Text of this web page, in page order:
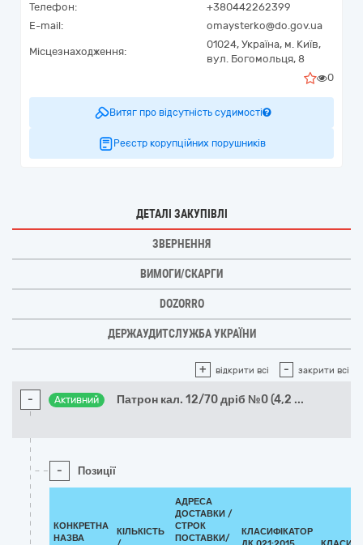
Телефон:
+380442262399
E-mail:
omaysterko@do.gov.ua
Місцезнаходження:
01024, Україна, м. Київ,
вул. Богомольця, 8
0
Витяг про відсутність судимості
Реєстр корупційних порушників
ДЕТАЛІ ЗАКУПІВЛІ
ЗВЕРНЕННЯ
ВИМОГИ/СКАРГИ
DOZORRO
ДЕРЖАУДИТСЛУЖБА УКРАЇНИ
+ відкрити всі - закрити всі
- Активний Патрон кал. 12/70 дріб №0 (4,2 ...
- Позиції
КОНКРЕТНА
НАЗВА
КІЛЬКІСТЬ
АДРЕСА
ДОСТАВКИ /
СТРОК
ПОСТАВКИ/
КЛАСИФІКАТОР